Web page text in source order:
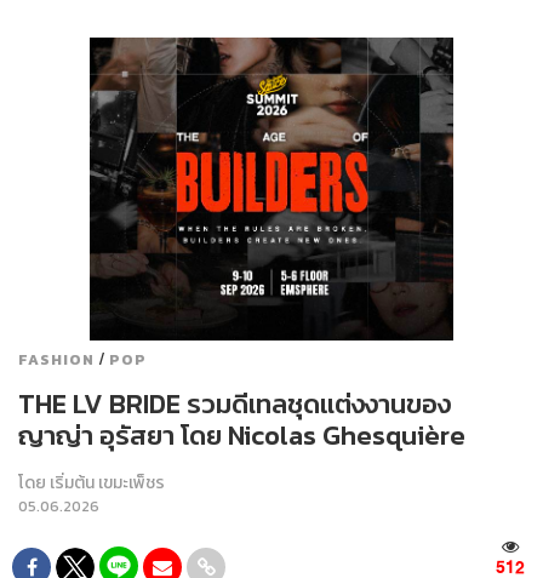
FASHION / POP
THE LV BRIDE รวมดีเทลชุดแต่งงานของ
ญาญ่า อุรัสยา โดย Nicolas Ghesquière
โดย เริ่มต้น เขมะเพ็ชร
05.06.2026
512